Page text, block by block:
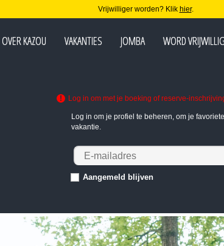
Vrijwilliger worden? Klik hier.
OVER KAZOU VAKANTIES JOMBA WORD
Log in om met je boeking of reserve-
Log in om je profiel te beheren, om je
vakantie.
Aangemeld blijven